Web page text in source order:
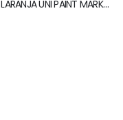
CANETA MARCADOR PERMANENTE PX-20 LARANJA UNI PAINT MARKER